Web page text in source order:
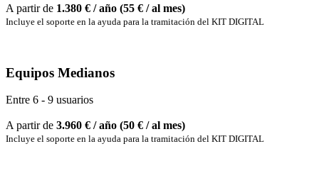
A partir de 1.380 € / año (55 € / al mes)
Incluye el soporte en la ayuda para la tramitación del KIT DIGITAL
Equipos Medianos
Entre 6 - 9 usuarios
A partir de 3.960 € / año (50 € / al mes)
Incluye el soporte en la ayuda para la tramitación del KIT DIGITAL